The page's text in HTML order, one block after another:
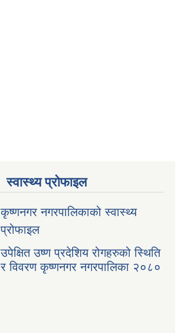
स्वास्थ्य प्रोफाइल
कृष्णनगर नगरपालिकाको स्वास्थ्य
प्रोफाइल
उपेक्षित उष्ण प्रदेशिय रोगहरुको स्थिति
र विवरण कृष्णनगर नगरपालिका २०८०